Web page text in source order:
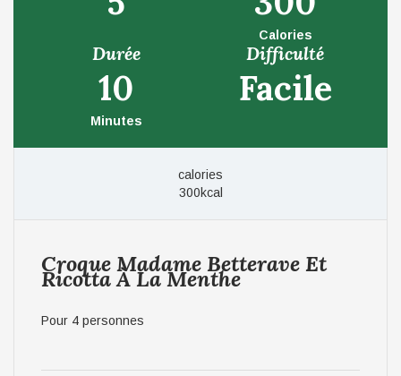
Calories
Durée
10
Minutes
Difficulté
Facile
calories
300kcal
Croque Madame Betterave Et
Ricotta À La Menthe
Pour 4 personnes